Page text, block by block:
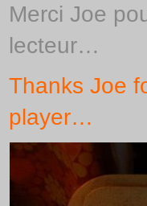
Merci Joe
lecteur…
Thanks Joe
player…